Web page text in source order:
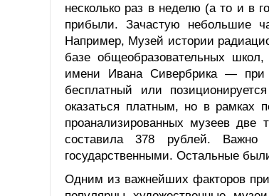
несколько раз в неделю (а то и в
прибыли. Зачастую небольшие
Например, Музей истории
базе общеобразовательных
имени Ивана Сивербрика — при
бесплатный или
оказаться платным, но в рамках
проанализированных музеев две
составила 378 рублей.
государственными. Остальные
Одним из важнейших факторов при